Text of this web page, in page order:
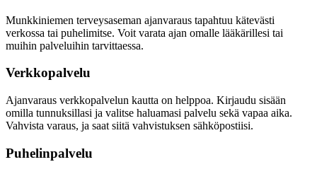
Munkkiniemen terveysaseman ajanvaraus tapahtuu kätevästi
verkossa tai puhelimitse. Voit varata ajan omalle lääkärillesi tai
muihin palveluihin tarvittaessa.
Verkkopalvelu
Ajanvaraus verkkopalvelun kautta on helppoa. Kirjaudu sisään
omilla tunnuksillasi ja valitse haluamasi palvelu sekä vapaa aika.
Vahvista varaus, ja saat siitä vahvistuksen sähköpostiisi.
Puhelinpalvelu